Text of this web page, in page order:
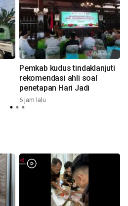
Pemkab kudus tindaklanjuti
rekomendasi ahli soal
penetapan Hari Jadi
6 jam lalu